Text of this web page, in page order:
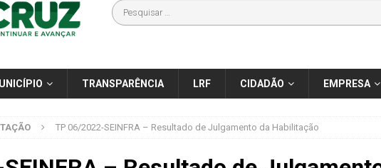
TRANSPARÊNCIA LRF CIDADÃO EMPRESA
TP 06/2022-SEINFRA – Resultado de Julgamento da Habilitação